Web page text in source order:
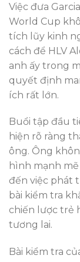
Việc đưa
World Cup
tích lũy kinh
cách để HLV
anh ấy trong
quyết định
ích rất lớn.
Buổi tập đầu
hiện rõ ràng
ông. Ông
hình mạnh
đến việc phát
bài kiểm tra
chiến lược trẻ
tương lai.
Bài kiểm tra